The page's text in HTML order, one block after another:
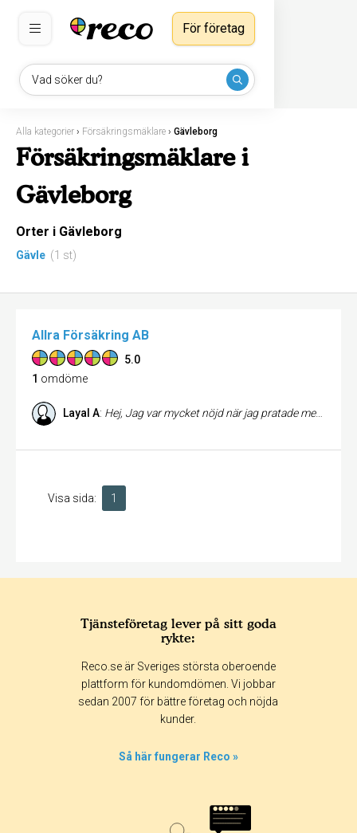
Vad söker du?
För företag
Alla kategorier › Försäkringsmäklare › Gävleborg
Försäkringsmäklare i
Gävleborg
Orter i Gävleborg
Gävle (1 st)
Allra Försäkring AB
5.0
1 omdöme
Layal A: Hej, Jag var mycket nöjd när jag pratade med dig en och du är verkligen en trevlig kille. Fortsätt på samma sätt. Ha en trevlig dag/ Layal
Visa sida: 1
Tjänsteföretag lever på sitt goda
rykte:
Reco.se är Sveriges största oberoende
plattform för kundomdömen. Vi jobbar
sedan 2007 för bättre företag och nöjda
kunder.
Så här fungerar Reco »